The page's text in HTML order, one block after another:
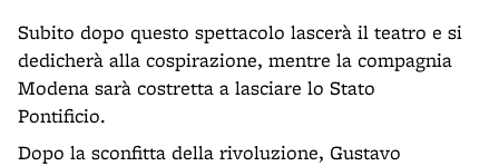
Subito dopo questo spettacolo lascerà il teatro e si
dedicherà alla cospirazione, mentre la compagnia
Modena sarà costretta a lasciare lo Stato
Pontificio.
Dopo la sconfitta della rivoluzione, Gustavo